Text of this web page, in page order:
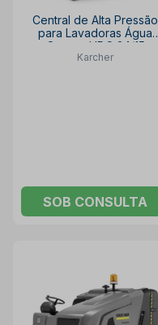
Central de Alta Pressão
para Lavadoras Água
Quente HDC 24/15
KARCHER
Karcher
SOB CONSULTA